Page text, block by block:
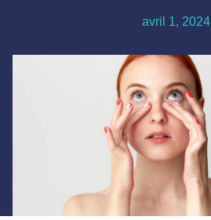
avril 1, 2024